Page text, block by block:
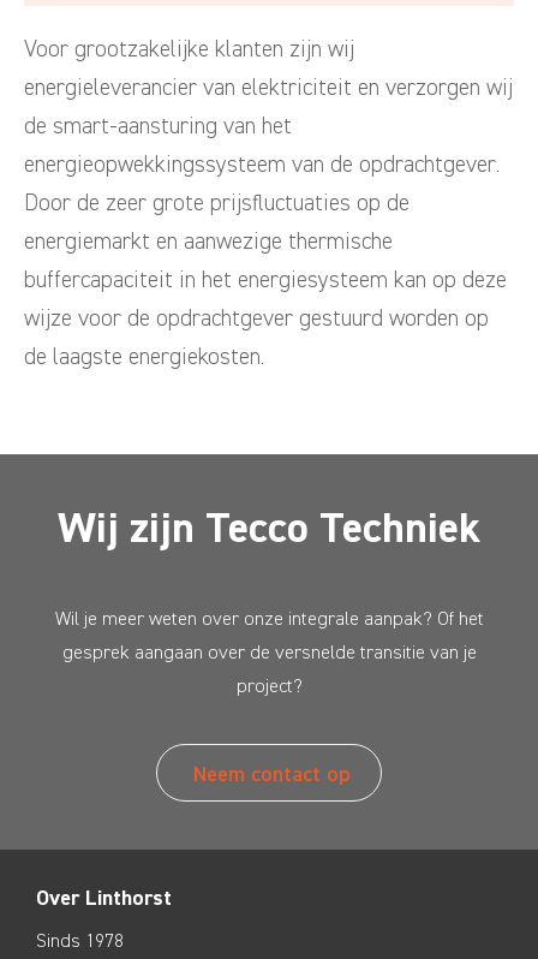
Voor grootzakelijke klanten zijn wij
energieleverancier van elektriciteit en verzorgen wij
de smart-aansturing van het
energieopwekkingssysteem van de opdrachtgever.
Door de zeer grote prijsfluctuaties op de
energiemarkt en aanwezige thermische
buffercapaciteit in het energiesysteem kan op deze
wijze voor de opdrachtgever gestuurd worden op
de laagste energiekosten.
Wij zijn Tecco Techniek
Wil je meer weten over onze integrale aanpak? Of het
gesprek aangaan over de versnelde transitie van je
project?
Neem contact op
Over Linthorst
Sinds 1978